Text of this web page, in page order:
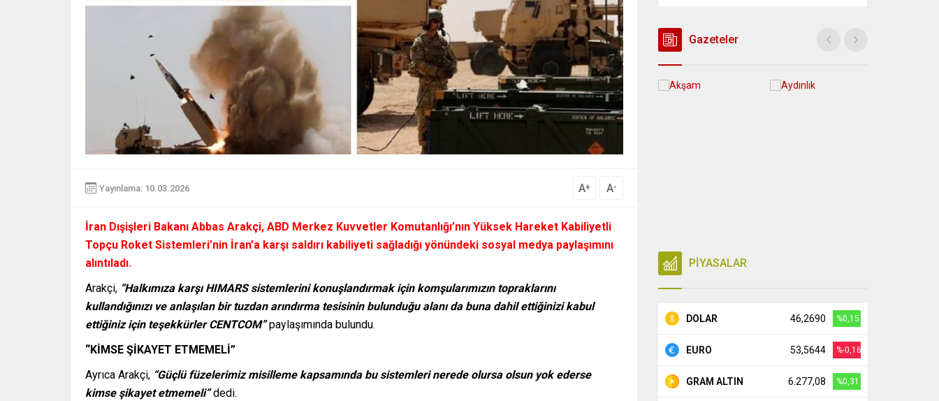
Yayınlama: 10.03.2026 A+ A-
İran Dışişleri Bakanı Abbas Arakçi, ABD Merkez Kuvvetler Komutanlığı’nın Yüksek Hareket Kabiliyetli
Topçu Roket Sistemleri’nin İran’a karşı saldırı kabiliyeti sağladığı yönündeki sosyal medya paylaşımını
alıntıladı.
Arakçi, “Halkımıza karşı HIMARS sistemlerini konuşlandırmak için komşularımızın topraklarını
kullandığınızı ve anlaşılan bir tuzdan arındırma tesisinin bulunduğu alanı da buna dahil ettiğinizi kabul
ettiğiniz için teşekkürler CENTCOM”paylaşımında bulundu.
“KİMSE ŞİKAYET ETMEMELİ”
Ayrıca Arakçi, “Güçlü füzelerimiz misilleme kapsamında bu sistemleri nerede olursa olsun yok ederse
kimse şikayet etmemeli”dedi.
Gazeteler
PİYASALAR
DOLAR 46,2690 %0,15
EURO 53,5644 %-0,16
GRAM ALTIN 6.277,08 %0,31